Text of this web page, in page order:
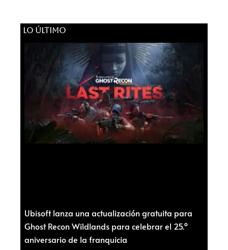
LO ÚLTIMO
Ubisoft lanza una actualización gratuita para
Ghost Recon Wildlands para celebrar el 25.º
aniversario de la franquicia